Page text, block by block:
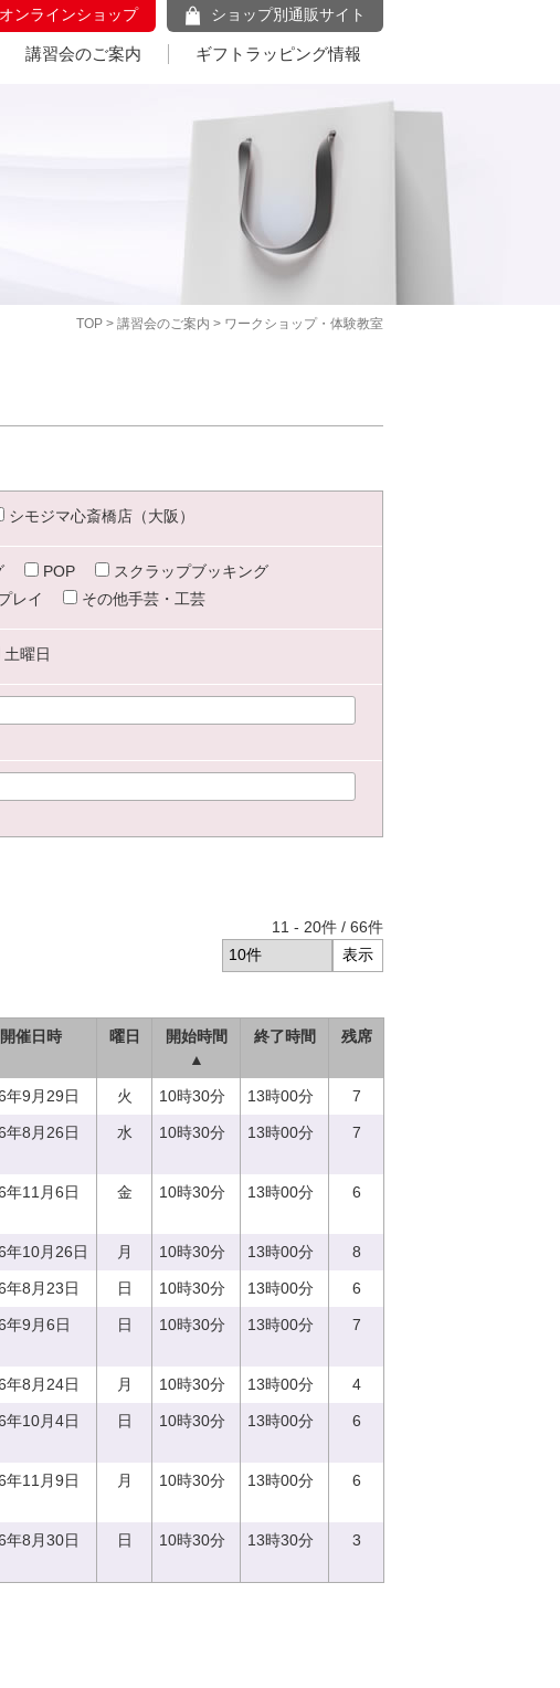
ンラインショップ ショップ別通販サイト
講習会のご案内 ギフトラッピング情報
TOP > 講習会のご案内 > ワークショップ・体験教室
シモジマ心斎橋店（大阪）
POP
スクラップブッキング
レイ その他手芸・工芸
土曜日
11 - 20件 / 66件
開催日時 曜日
開始時間
▲
終了時間 残席
年9月29日 火 10時30分 13時00分 7
年8月26日 水 10時30分 13時00分 7
年11月6日 金 10時30分 13時00分 6
年10月26日 月 10時30分 13時00分 8
年8月23日 日 10時30分 13時00分 6
年9月6日 日 10時30分 13時00分 7
年8月24日 月 10時30分 13時00分 4
年10月4日 日 10時30分 13時00分 6
年11月9日 月 10時30分 13時00分 6
年8月30日 日 10時30分 13時30分 3